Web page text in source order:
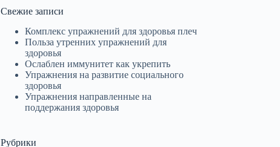
Свежие записи
Комплекс упражнений для здоровья плеч
Польза утренних упражнений для
здоровья
Ослаблен иммунитет как укрепить
Упражнения на развитие социального
здоровья
Упражнения направленные на
поддержания здоровья
Рубрики